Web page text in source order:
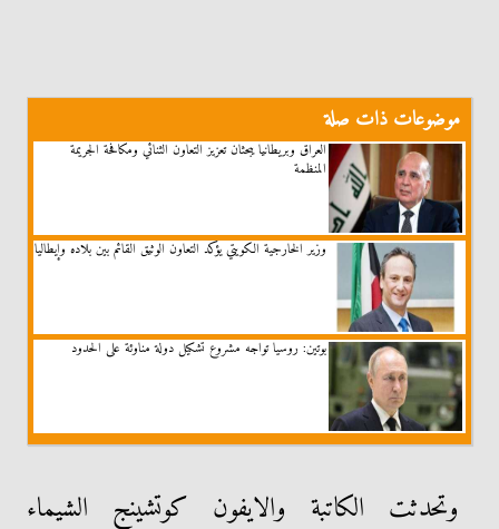
موضوعات ذات صلة
العراق وبريطانيا يبحثان تعزيز التعاون الثنائي ومكافحة الجريمة
المنظمة
وزير الخارجية الكويتي يؤكد التعاون الوثيق القائم بين بلاده وإيطاليا
بوتين: روسيا تواجه مشروع تشكيل دولة مناوئة على الحدود
وتحدثت الكاتبة والايفون كوتشينج الشيماء